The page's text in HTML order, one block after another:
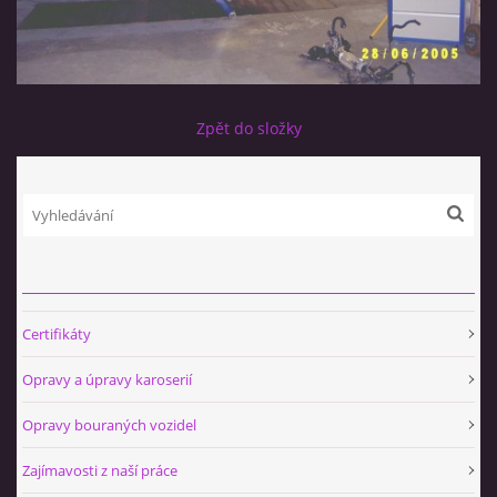
Zpět do složky
Certifikáty
Opravy a úpravy karoserií
Opravy bouraných vozidel
Zajímavosti z naší práce